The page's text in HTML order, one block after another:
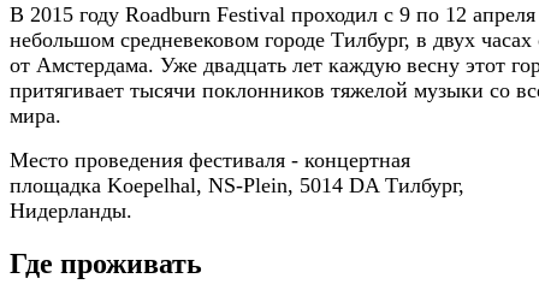
В 2015 году Roadburn Festival проходил с 9 по 12
небольшом средневековом городе Тилбург, в двух часах
от Амстердама. Уже двадцать лет каждую весну этот
притягивает тысячи поклонников тяжелой музыки со
мира.
Место проведения фестиваля - концертная
площадка Koepelhal, NS-Plein, 5014 DA Тилбург,
Нидерланды.
Где проживать